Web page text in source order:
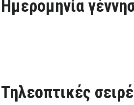
Ημερομηνία
Τηλεοπτικές